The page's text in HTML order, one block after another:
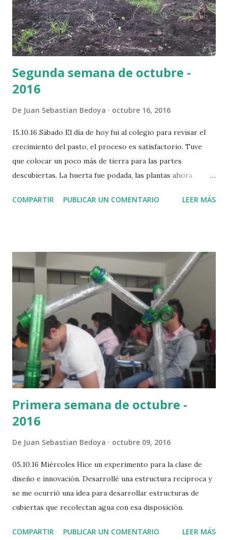
Segunda semana de octubre -
2016
De Juan Sebastian Bedoya octubre 16, 2016
15.10.16 Sábado El día de hoy fui al colegio para revisar el
crecimiento del pasto, el proceso es satisfactorio. Tuve
que colocar un poco más de tierra para las partes
descubiertas. La huerta fue podada, las plantas ahora
COMPARTIR PUBLICAR UN COMENTARIO LEER MÁS
Primera semana de octubre -
2016
De Juan Sebastian Bedoya octubre 09, 2016
05.10.16 Miércoles Hice un experimento para la clase de
diseño e innovación. Desarrollé una estructura reciproca y
se me ocurrió una idea para desarrollar estructuras de
cubiertas que recolectan agua con esa disposición.
COMPARTIR PUBLICAR UN COMENTARIO LEER MÁS